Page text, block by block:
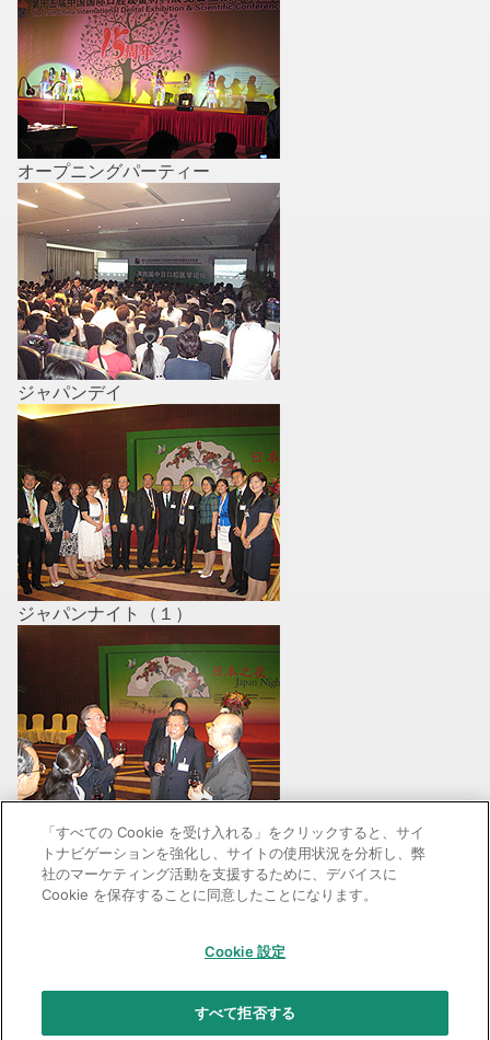
オープニングパーティー
ジャパンナイト（１）
ジャパンナイト（２）
「すべての Cookie を受け入れる」をクリックすると、サイ
トナビゲーションを強化し、サイトの使用状況を分析し、弊
社のマーケティング活動を支援するために、デバイスに
Cookie を保存することに同意したことになります。
Cookie 設定
すべて拒否する